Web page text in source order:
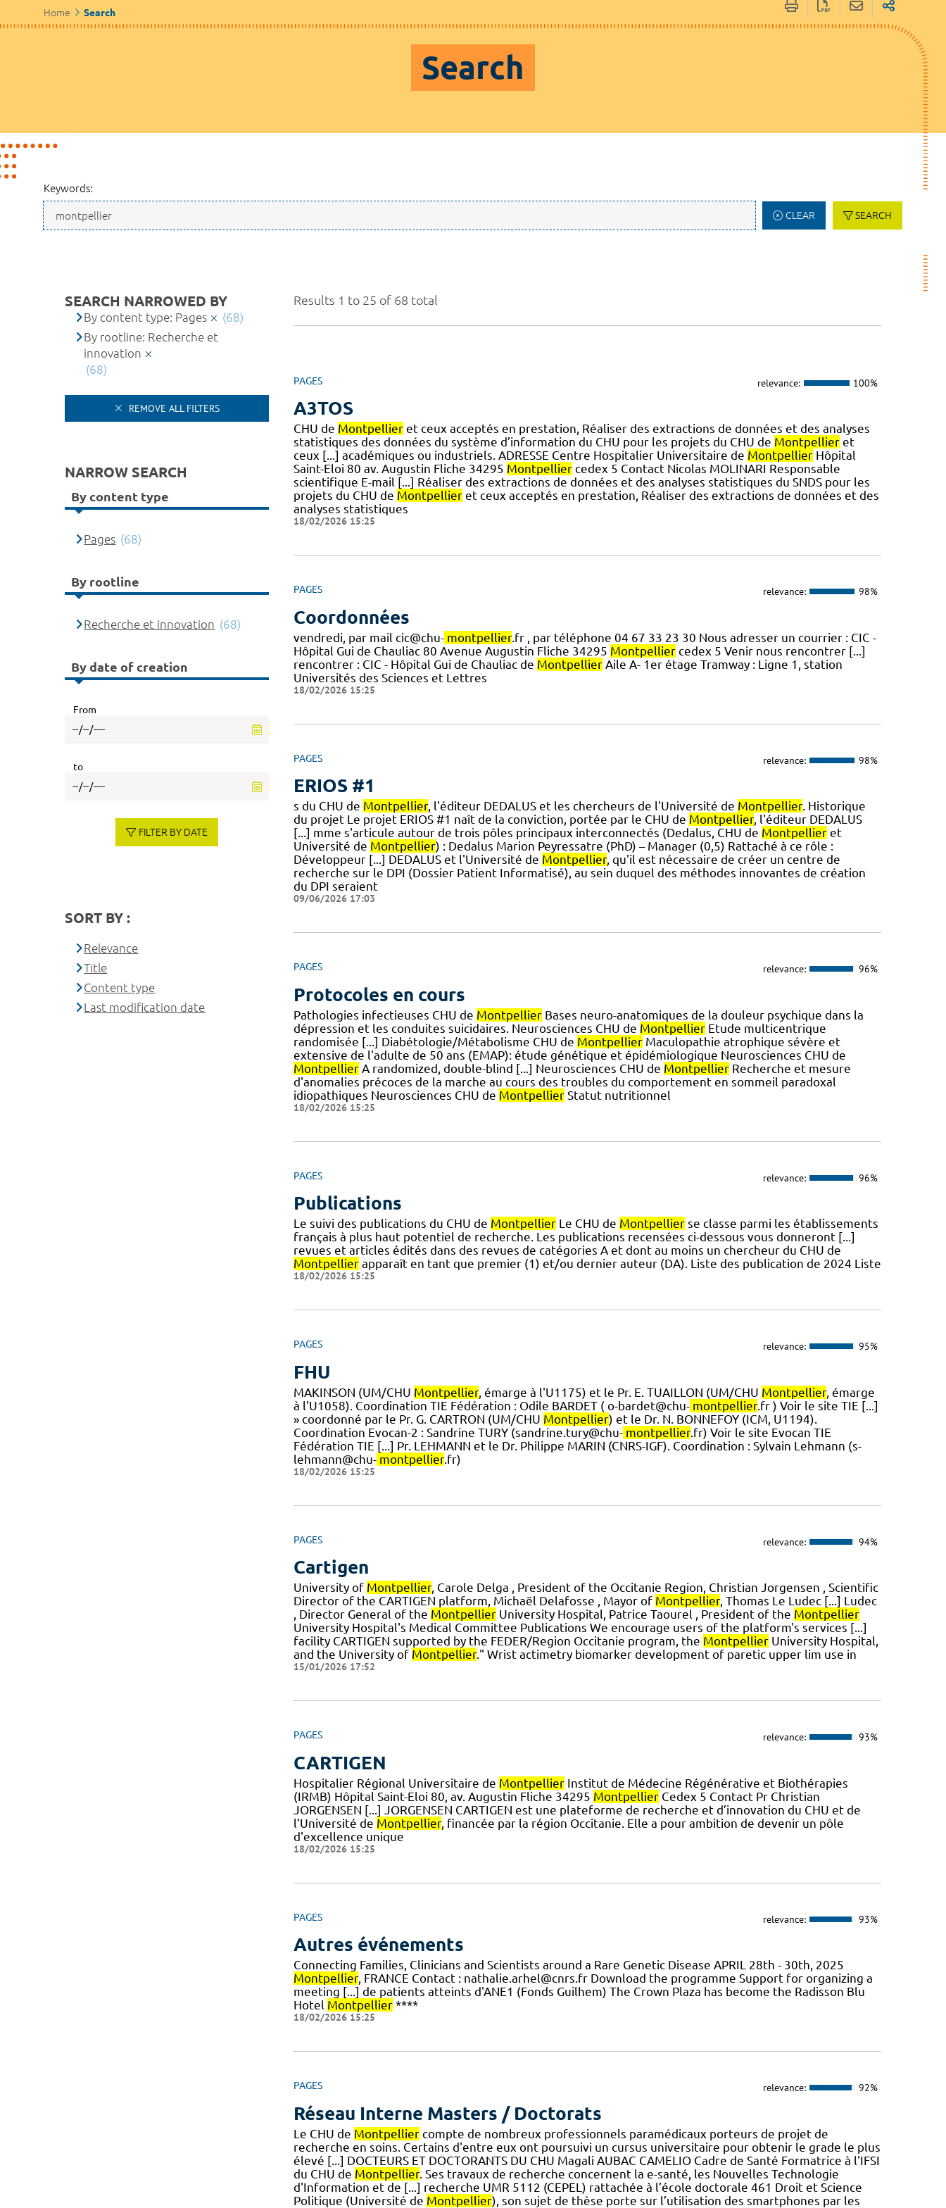
Home Search
Search
Keywords:
CLEAR SEARCH
Results 1 to 25 of 68 total
PAGES relevance: 100%
A3TOS
CHU de Montpellieret ceux acceptés en prestation, Réaliser des extractions de données et des analyses
statistiques des données du système d’information du CHU pour les projets du CHU de Montpellieret
ceux [...] académiques ou industriels. ADRESSE Centre Hospitalier Universitaire de MontpellierHôpital
Saint-Eloi 80 av. Augustin Fliche 34295 Montpelliercedex 5 Contact Nicolas MOLINARI Responsable
scientifique E-mail [...] Réaliser des extractions de données et des analyses statistiques du SNDS pour les
projets du CHU de Montpellieret ceux acceptés en prestation, Réaliser des extractions de données et des
analyses statistiques
18/02/2026 15:25
PAGES relevance: 98%
Coordonnées
vendredi, par mail cic@chu- montpellier.fr , par téléphone 04 67 33 23 30 Nous adresser un courrier : CIC -
Hôpital Gui de Chauliac 80 Avenue Augustin Fliche 34295 Montpelliercedex 5 Venir nous rencontrer [...]
rencontrer : CIC - Hôpital Gui de Chauliac de MontpellierAile A- 1er étage Tramway : Ligne 1, station
Universités des Sciences et Lettres
18/02/2026 15:25
PAGES relevance: 98%
ERIOS #1
s du CHU de Montpellier, l'éditeur DEDALUS et les chercheurs de l'Université de Montpellier. Historique
du projet Le projet ERIOS #1 naît de la conviction, portée par le CHU de Montpellier, l'éditeur DEDALUS
[...] mme s'articule autour de trois pôles principaux interconnectés (Dedalus, CHU de Montpellieret
Université de Montpellier) : Dedalus Marion Peyressatre (PhD) – Manager (0,5) Rattaché à ce rôle :
Développeur [...] DEDALUS et l'Université de Montpellier, qu'il est nécessaire de créer un centre de
recherche sur le DPI (Dossier Patient Informatisé), au sein duquel des méthodes innovantes de création
du DPI seraient
09/06/2026 17:03
PAGES relevance: 96%
Protocoles en cours
Pathologies infectieuses CHU de MontpellierBases neuro-anatomiques de la douleur psychique dans la
dépression et les conduites suicidaires. Neurosciences CHU de MontpellierEtude multicentrique
randomisée [...] Diabétologie/Métabolisme CHU de MontpellierMaculopathie atrophique sévère et
extensive de l'adulte de 50 ans (EMAP): étude génétique et épidémiologique Neurosciences CHU de
MontpellierA randomized, double-blind [...] Neurosciences CHU de MontpellierRecherche et mesure
d'anomalies précoces de la marche au cours des troubles du comportement en sommeil paradoxal
idiopathiques Neurosciences CHU de MontpellierStatut nutritionnel
18/02/2026 15:25
PAGES relevance: 96%
Publications
Le suivi des publications du CHU de MontpellierLe CHU de Montpellierse classe parmi les établissements
français à plus haut potentiel de recherche. Les publications recensées ci-dessous vous donneront [...]
revues et articles édités dans des revues de catégories A et dont au moins un chercheur du CHU de
Montpellierapparaît en tant que premier (1) et/ou dernier auteur (DA). Liste des publication de 2024 Liste
18/02/2026 15:25
PAGES relevance: 95%
FHU
MAKINSON (UM/CHU Montpellier, émarge à l'U1175) et le Pr. E. TUAILLON (UM/CHU Montpellier, émarge
à l'U1058). ​Coordination TIE Fédération : Odile BARDET ( o-bardet@chu- montpellier.fr ) Voir le site TIE [...]
» coordonné par le Pr. G. CARTRON (UM/CHU Montpellier) et le Dr. N. BONNEFOY (ICM, U1194).
Coordination Evocan-2 : Sandrine TURY (sandrine.tury@chu- montpellier.fr) Voir le site Evocan TIE
Fédération TIE [...] Pr. LEHMANN et le Dr. Philippe MARIN (CNRS-IGF). ​Coordination : Sylvain Lehmann (s-
lehmann@chu- montpellier.fr)
18/02/2026 15:25
PAGES relevance: 94%
Cartigen
University of Montpellier, Carole Delga , President of the Occitanie Region, Christian Jorgensen , Scientific
Director of the CARTIGEN platform, Michaël Delafosse , Mayor of Montpellier, Thomas Le Ludec [...] Ludec
, Director General of the MontpellierUniversity Hospital, Patrice Taourel , President of the Montpellier
University Hospital's Medical Committee Publications We encourage users of the platform's services [...]
facility CARTIGEN supported by the FEDER/Region Occitanie program, the MontpellierUniversity Hospital,
and the University of Montpellier." Wrist actimetry biomarker development of paretic upper lim use in
15/01/2026 17:52
PAGES relevance: 93%
CARTIGEN
Hospitalier Régional Universitaire de MontpellierInstitut de Médecine Régénérative et Biothérapies
(IRMB) Hôpital Saint-Eloi 80, av. Augustin Fliche 34295 MontpellierCedex 5 Contact Pr Christian
JORGENSEN [...] JORGENSEN CARTIGEN est une plateforme de recherche et d’innovation du CHU et de
l’Université de Montpellier, financée par la région Occitanie. Elle a pour ambition de devenir un pôle
d'excellence unique
18/02/2026 15:25
PAGES relevance: 93%
Autres événements
Connecting Families, Clinicians and Scientists around a Rare Genetic Disease APRIL 28th - 30th, 2025
Montpellier, FRANCE Contact : nathalie.arhel@cnrs.fr Download the programme Support for organizing a
meeting [...] de patients atteints d'ANE1 (Fonds Guilhem) The Crown Plaza has become the Radisson Blu
Hotel Montpellier****
18/02/2026 15:25
PAGES relevance: 92%
Réseau Interne Masters / Doctorats
Le CHU de Montpelliercompte de nombreux professionnels paramédicaux porteurs de projet de
recherche en soins. Certains d'entre eux ont poursuivi un cursus universitaire pour obtenir le grade le plus
élevé [...] DOCTEURS ET DOCTORANTS DU CHU Magali AUBAC CAMELIO Cadre de Santé Formatrice à l'IFSI
du CHU de Montpellier. Ses travaux de recherche concernent la e-santé, les Nouvelles Technologie
d'Information et de [...] recherche UMR 5112 (CEPEL) rattachée à l’école doctorale 461 Droit et Science
Politique (Université de Montpellier), son sujet de thèse porte sur l’utilisation des smartphones par les
SEARCH NARROWED BY
By content type: Pages
(68)
By rootline: Recherche et
innovation
(68)
REMOVE ALL FILTERS
NARROW SEARCH
By content type
Pages (68)
By rootline
Recherche et innovation (68)
By date of creation
From
to
FILTER BY DATE
SORT BY :
Relevance
Title
Content type
Last modification date